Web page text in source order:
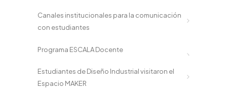
Canales institucionales para la comunicación
con estudiantes
Programa ESCALA Docente
Estudiantes de Diseño Industrial visitaron el
Espacio MAKER